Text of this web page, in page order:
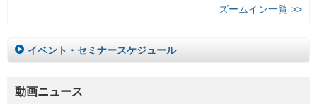
ズームイン一覧 >>
イベント・セミナースケジュール
動画ニュース